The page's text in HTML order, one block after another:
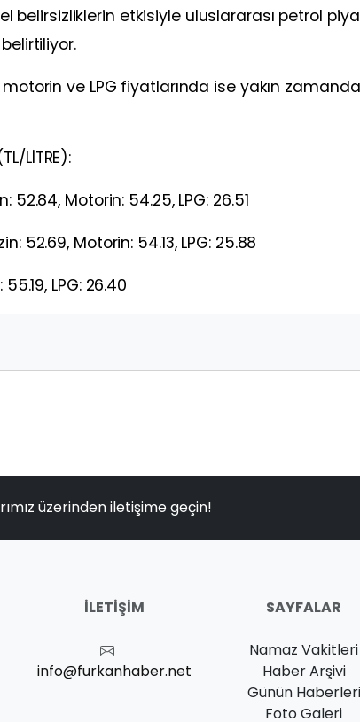
belirsizliklerin etkisiyle uluslararası petrol
ve LPG fiyatlarında ise yakın
LİTRE):
52.84, Motorin: 54.25, LPG: 26.51
52.69, Motorin: 54.13, LPG: 25.88
LPG: 26.40
üzerinden iletişime geçin!
İLETIŞIM
info@furkanhaber.net
SAYFALAR
Namaz Vakitleri
Haber Arşivi
Günün Haberleri
Foto Galeri